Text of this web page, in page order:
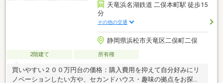
天竜浜名湖鉄道 二俣本町駅 徒歩15
分
その他の交通
静岡県浜松市天竜区二俣町二俣
2階建て 所有権
買いやすい２００万円台の価格：購入費用を抑えて自分好みにリ
ノベーションしたい方や、セカンドハウス・趣味の拠点をお探し